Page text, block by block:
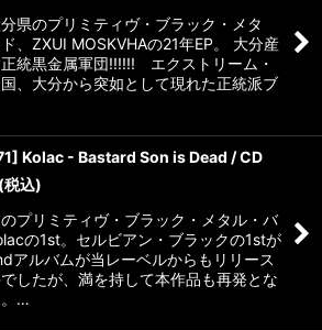
県のプリミティヴ・ブラック・メタ
、ZXUI MOSKVHAの21年EP。 大分産
統黒金属軍団!!!!!! エクストリーム・
国、大分から突如として現れた正統派ブ
Kolac - Bastard Son is Dead / CD
(税込)
プリミティヴ・ブラック・メタル・バ
の1st。セルビアン・ブラックの1stが
アルバムが当レーベルからもリリース
したが、満を持して本作品も再発とな
。…